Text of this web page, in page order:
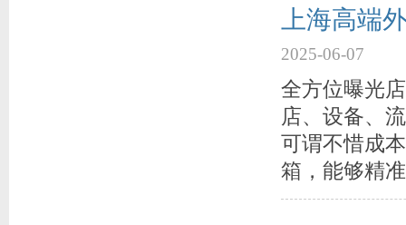
上海高端
2025-06-07
全方位曝光
店、设备、
可谓不惜成
箱，能够精